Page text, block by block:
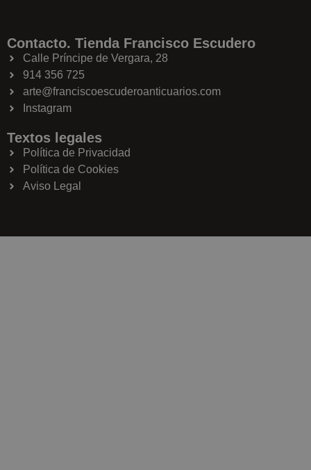
Contacto. Tienda Francisco Escudero
Calle Príncipe de Vergara, 28
914 356 725
arte@franciscoescuderoanticuarios.com
Instagram
Textos legales
Política de Privacidad
Política de Cookies
Aviso Legal